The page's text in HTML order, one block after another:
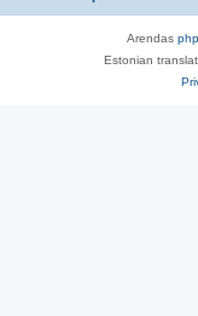
Arendas
Estonian